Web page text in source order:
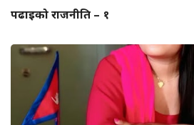
पढाइको राजनीति – १